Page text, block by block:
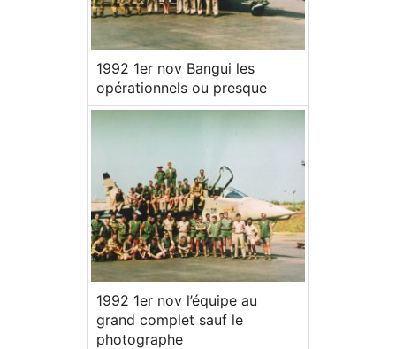
1992 1er nov Bangui les
opérationnels ou presque
1992 1er nov l’équipe au
grand complet sauf le
photographe